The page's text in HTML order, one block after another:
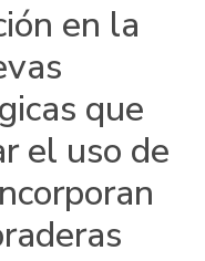
en la
que
el uso de